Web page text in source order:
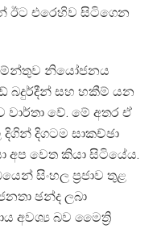
ඊට එරෙහිව සිටිගෙන
නියෝජනය
බදුර්දීන් සහ හකීම් යන
වේ. මේ අතර ඒ
දිගටම සාකච්ඡා
අප වෙත කියා සිටියේය.
සිංහල ප්‍රජාව තුළ
ඡන්ද ලබා
අවශ්‍ය බව මෛත්‍රි